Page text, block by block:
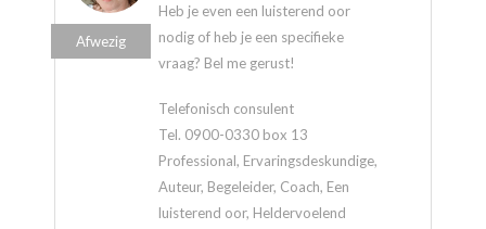
Heb je even een luisterend oor
nodig of heb je een specifieke
vraag? Bel me gerust!
Telefonisch consulent
Tel. 0900-0330 box 13
Professional, Ervaringsdeskundige,
Auteur, Begeleider, Coach, Een
luisterend oor, Heldervoelend
Afwezig